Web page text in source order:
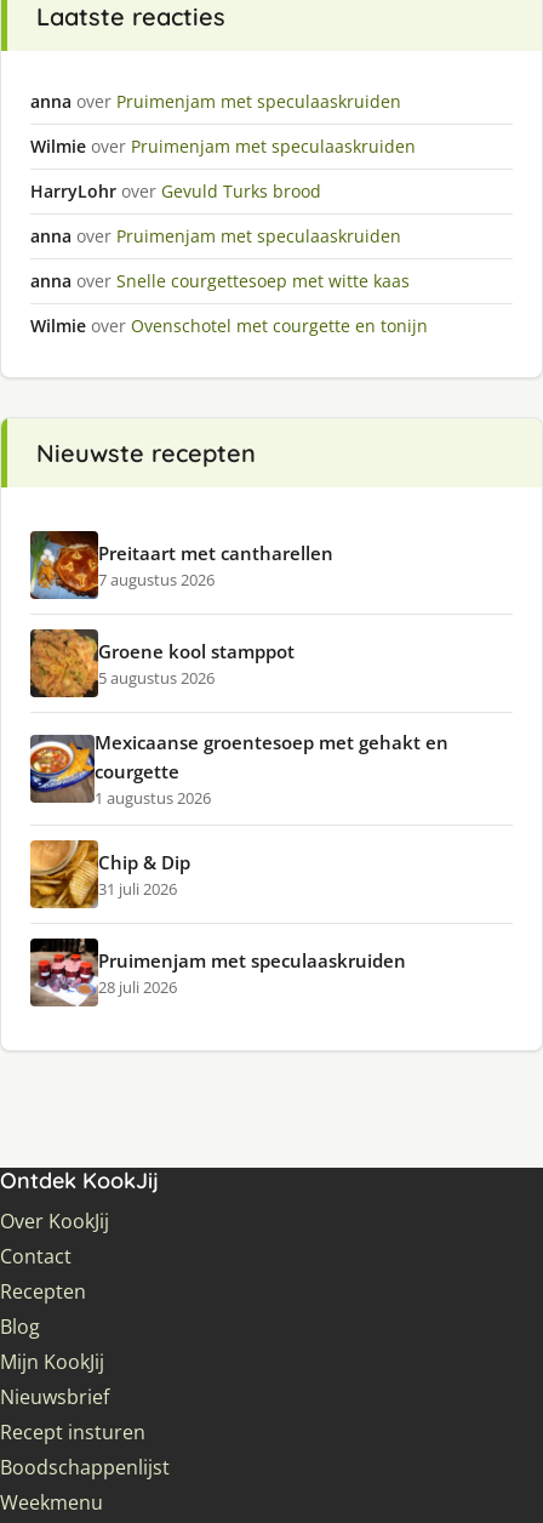
Laatste reacties
anna over Pruimenjam met speculaaskruiden
Wilmie over Pruimenjam met speculaaskruiden
HarryLohr over Gevuld Turks brood
anna over Pruimenjam met speculaaskruiden
anna over Snelle courgettesoep met witte kaas
Wilmie over Ovenschotel met courgette en tonijn
Nieuwste recepten
Preitaart met cantharellen
7 augustus 2026
Groene kool stamppot
5 augustus 2026
Mexicaanse groentesoep met gehakt en
courgette
1 augustus 2026
Chip & Dip
31 juli 2026
Pruimenjam met speculaaskruiden
28 juli 2026
Ontdek KookJij
Over KookJij
Contact
Recepten
Blog
Mijn KookJij
Nieuwsbrief
Recept insturen
Boodschappenlijst
Weekmenu